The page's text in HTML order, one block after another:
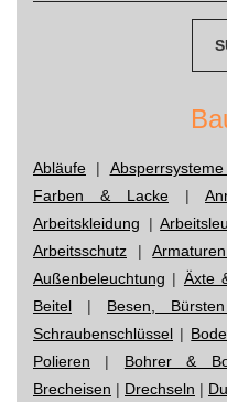
Abläufe |
Farben & Lacke |
Arbeitskleidung |
Arbeitsschutz |
Außenbeleuchtung | Äxte
Beitel | Besen,
Schraubenschlüssel |
Polieren | Bohrer &
Brecheisen | Drechseln |